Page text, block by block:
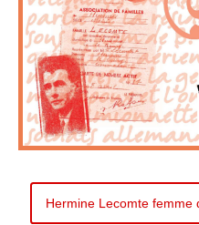
Hermine Lecomte femme